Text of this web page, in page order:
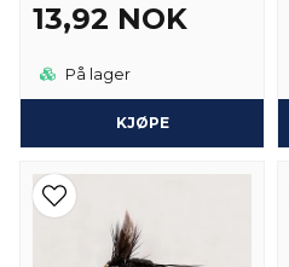
13,92 NOK
På lager
KJØPE